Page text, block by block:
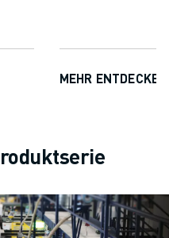
MEHR ENTDECKEN